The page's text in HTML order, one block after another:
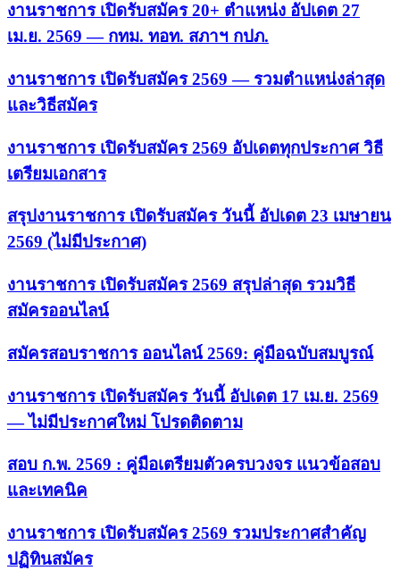
งานราชการ เปิดรับสมัคร 20+ ตำแหน่ง อัปเดต 27
เม.ย. 2569 — กทม. ทอท. สภาฯ กปภ.
งานราชการ เปิดรับสมัคร 2569 — รวมตำแหน่งล่าสุด
และวิธีสมัคร
งานราชการ เปิดรับสมัคร 2569 อัปเดตทุกประกาศ วิธี
เตรียมเอกสาร
สรุปงานราชการ เปิดรับสมัคร วันนี้ อัปเดต 23 เมษายน
2569 (ไม่มีประกาศ)
งานราชการ เปิดรับสมัคร 2569 สรุปล่าสุด รวมวิธี
สมัครออนไลน์
สมัครสอบราชการ ออนไลน์ 2569: คู่มือฉบับสมบูรณ์
งานราชการ เปิดรับสมัคร วันนี้ อัปเดต 17 เม.ย. 2569
— ไม่มีประกาศใหม่ โปรดติดตาม
สอบ ก.พ. 2569 : คู่มือเตรียมตัวครบวงจร แนวข้อสอบ
และเทคนิค
งานราชการ เปิดรับสมัคร 2569 รวมประกาศสำคัญ
ปฏิทินสมัคร